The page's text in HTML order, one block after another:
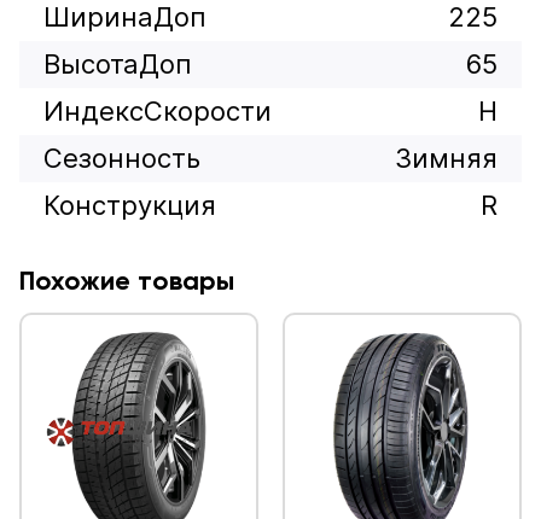
ШиринаДоп
225
ВысотаДоп
65
ИндексСкорости
H
Сезонность
Зимняя
Конструкция
R
Похожие товары